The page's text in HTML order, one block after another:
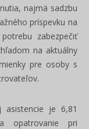
najmä sadzbu
príspevku na
zabezpečiť
na aktuálny
pre osoby s
asistencie je 6,81
opatrovanie pri